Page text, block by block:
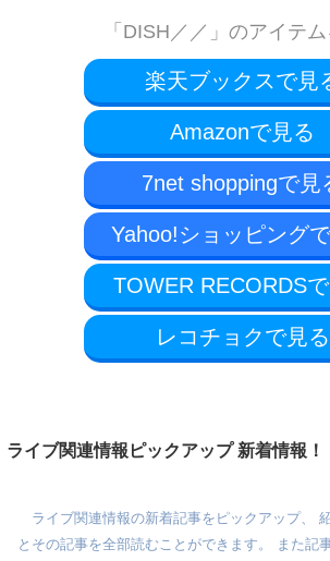
「DISH／／」のアイテ
楽天ブックスで見
Amazonで見る
7net shoppingで見
Yahoo!ショッピング
TOWER RECORDS
レコチョクで見る
ライブ関連情報ピックアップ 新着情報！
ライブ関連情報の新着記事をピックアップ、
とその記事を全部読むことができます。 また記